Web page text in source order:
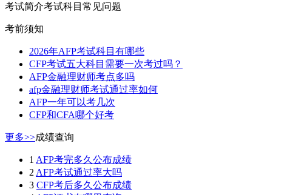
考试简介考试科目 常见问题
考前须知
2026年AFP考试科目有哪些
CFP考试五大科目需要一次考过吗？
AFP金融理财师考点多吗
afp金融理财师考试通过率如何
AFP一年可以考几次
CFP和CFA哪个好考
更多>>成绩查询
1 AFP考完多久公布成绩
2 AFP考试通过率大吗
3 CFP考后多久公布成绩